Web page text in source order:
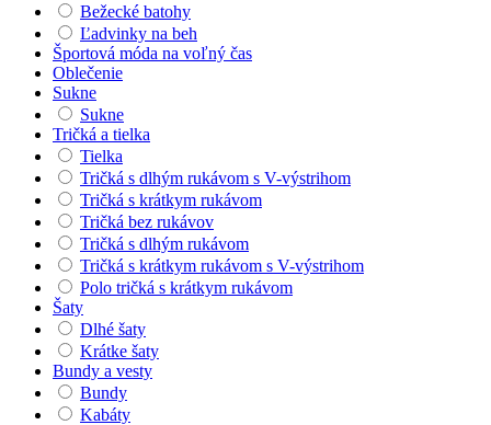
Bežecké batohy
Ľadvinky na beh
Športová móda na voľný čas
Oblečenie
Sukne
Sukne
Tričká a tielka
Tielka
Tričká s dlhým rukávom s V-výstrihom
Tričká s krátkym rukávom
Tričká bez rukávov
Tričká s dlhým rukávom
Tričká s krátkym rukávom s V-výstrihom
Polo tričká s krátkym rukávom
Šaty
Dlhé šaty
Krátke šaty
Bundy a vesty
Bundy
Kabáty